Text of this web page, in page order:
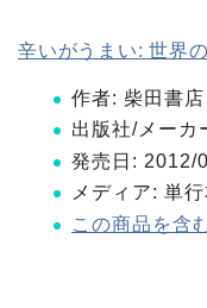
辛いがうまい: 世界
作者: 柴田書店
出版社/メーカ
発売日: 2012/
メディア: 単行
この商品を含